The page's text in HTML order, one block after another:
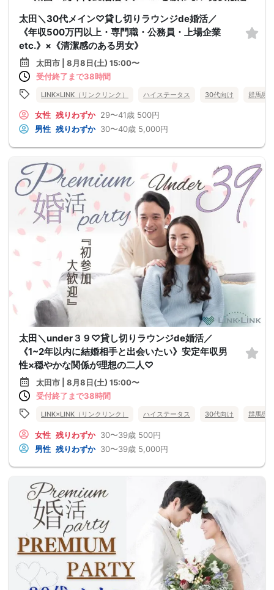
太田＼30代メイン♡貸し切りラウンジde婚活／
《年収500万円以上・専門職・公務員・上場企業
etc.》×《清潔感のある男女》
太田市 | 8月8日(土) 15:00〜
受付終了まで38時間
LINK×LINK（リンクリンク） ハイステータス 30代向け 群馬県
女性 残りわずか 29〜41歳 500円
男性 残りわずか 30〜40歳 5,000円
太田＼under３９♡貸し切りラウンジde婚活／
《1~2年以内に結婚相手と出会いたい》安定年収男
性×穏やかな関係が理想の二人♡
太田市 | 8月8日(土) 15:00〜
受付終了まで38時間
LINK×LINK（リンクリンク） ハイステータス 30代向け 群馬県
女性 残りわずか 30〜39歳 500円
男性 残りわずか 30〜39歳 5,000円